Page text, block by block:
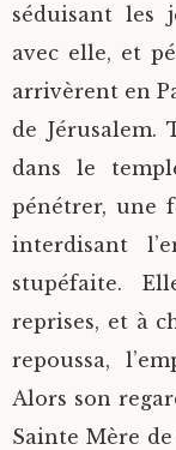
séduisant les
avec elle, et
arrivèrent en
de
dans le
pénétrer, une
interdisant
stupéfaite.
reprises, et à
repoussa,
Alors son
Sainte Mère